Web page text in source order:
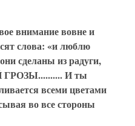
внимание вовне и
слова: «и люблю
сделаны из радуги,
И ты
всеми цветами
во все стороны